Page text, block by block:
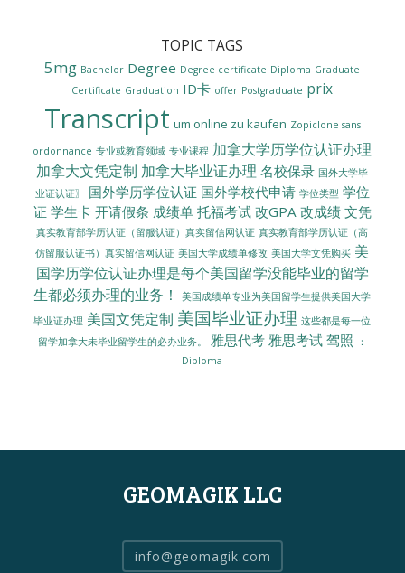
TOPIC TAGS
5mg Bachelor Degree Degree certificate Diploma Graduate
Certificate Graduation ID卡 offer Postgraduate prix
Transcript um online zu kaufen Zopiclone sans
ordonnance 专业或教育领域 专业课程 加拿大学历学位认证办理
加拿大文凭定制 加拿大毕业证办理 名校保录 国外大学毕
业证认证〗
国外学历学位认证 国外学校代申请 学位类型 学位
证 学生卡 开请假条 成绩单 托福考试 改GPA 改成绩 文凭
真实教育部学历认证（留服认证）真实留信网认证 真实教育部学历认证（高
仿留服认证书）真实留信网认证 美国大学成绩单修改 美国大学文凭购买 美
国学历学位认证办理是每个美国留学没能毕业的留学
生都必须办理的业务！
美国成绩单专业为美国留学生提供美国大学
毕业证办理 美国文凭定制 美国毕业证办理 这些都是每一位
留学加拿大未毕业留学生的必办业务。
雅思代考 雅思考试 驾照
：
Diploma
GEOMAGIK LLC
info@geomagik.com